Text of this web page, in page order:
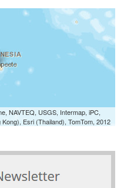
NAVTEQ, USGS, Intermap, iPC,
Esri (Thailand), TomTom, 2012